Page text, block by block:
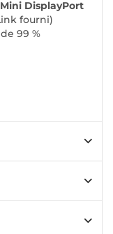
DisplayPort
fourni)
99 %